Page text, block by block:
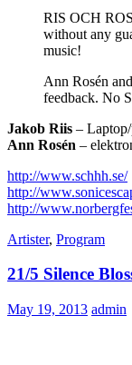
RIS OCH
without any
music!
Ann Rosén
feedback. No
Jakob Riis –
Ann Rosén –
http://www.schhh.se/
http://
http://
Artister, Program
21/5 Silence
May 19, 2013 admin